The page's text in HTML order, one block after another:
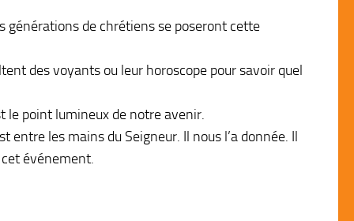
générations de chrétiens se poseront cette
des voyants ou leur horoscope pour savoir quel
le point lumineux de notre avenir.
les mains du Seigneur. Il nous l’a donnée. Il
événement.